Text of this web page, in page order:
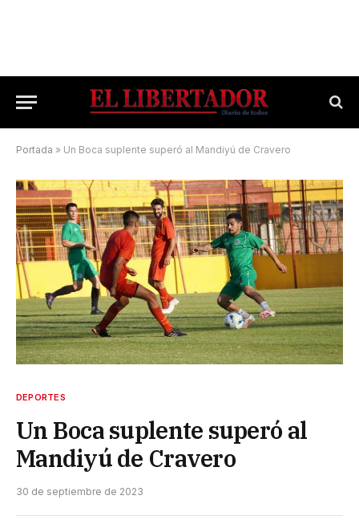
Portada » Un Boca suplente superó al Mandiyú de Cravero
DEPORTES
Un Boca suplente superó al
Mandiyú de Cravero
30 de septiembre de 2023